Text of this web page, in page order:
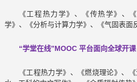
《工程热力学》、《传热学》、
学》、《分析与计算力学》、《气固表面
“学堂在线”MOOC 平台面向全球开课
《工程热力学》、《燃烧理论》、